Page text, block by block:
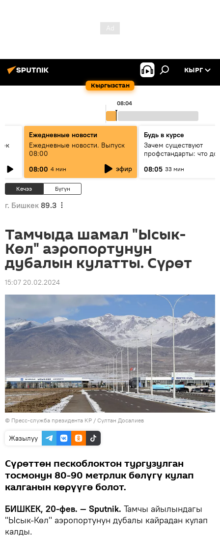
Кыргызстан
КЫРГ
08:04
Ежедневные новости
Ежедневные новости. Выпуск
08:00
08:00 4 мин эфир
Будь в курсе
Зачем существуют
профстандарты: что
своей профессии
08:05 33 мин
Кечээ Бүгүн
г. Бишкек 89.3
Тамчыда шамал "Ысык-
Көл" аэропортунун
дубалын кулатты. Сүрөт
15:07 20.02.2024
© Пресс-служба президента КР / Султан Досалиев
Жазылуу
Сүрөттөн пескоблоктон тургузулган
тосмонун 80-90 метрлик бөлүгү кулап
калганын көрүүгө болот.
БИШКЕК, 20-фев. — Sputnik. Тамчы айылындагы
"Ысык-Көл" аэропортунун дубалы кайрадан кулап
калды.